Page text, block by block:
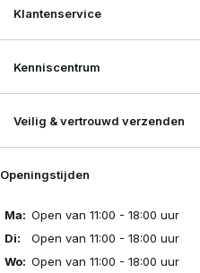
Klantenservice
Kenniscentrum
Veilig & vertrouwd verzenden
Openingstijden
Ma: Open van 11:00 - 18:00 uur
Di:
Open van 11:00 - 18:00 uur
Wo: Open van 11:00 - 18:00 uur